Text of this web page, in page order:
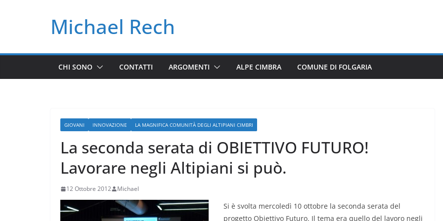
Michael Rech
CHI SONO CONTATTI ARGOMENTI ALPE CIMBRA COMUNE DI FOLGARIA
GIOVANI INNOVAZIONE LA MAGNIFICA COMUNITÀ DEGLI ALTIPIANI CIMBRI
La seconda serata di OBIETTIVO FUTURO!
Lavorare negli Altipiani si può.
12 Ottobre 2012 Michael
Si è svolta mercoledì 10 ottobre la seconda serata del
progetto Obiettivo Futuro. Il tema era quello del lavoro negli